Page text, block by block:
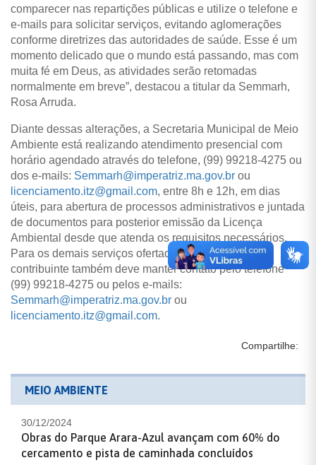
comparecer nas repartições públicas e utilize o telefone e
e-mails para solicitar serviços, evitando aglomerações
conforme diretrizes das autoridades de saúde. Esse é um
momento delicado que o mundo está passando, mas com
muita fé em Deus, as atividades serão retomadas
normalmente em breve”, destacou a titular da Semmarh,
Rosa Arruda.
Diante dessas alterações, a Secretaria Municipal de Meio
Ambiente está realizando atendimento presencial com
horário agendado através do telefone, (99) 99218-4275 ou
dos e-mails: Semmarh@imperatriz.ma.gov.br ou
licenciamento.itz@gmail.com, entre 8h e 12h, em dias
úteis, para abertura de processos administrativos e juntada
de documentos para posterior emissão da Licença
Ambiental desde que atenda os requisitos necessários.
Para os demais serviços ofertados pela pasta, o
contribuinte também deve manter contato pelo telefone
(99) 99218-4275 ou pelos e-mails:
Semmarh@imperatriz.ma.gov.br ou
licenciamento.itz@gmail.com.
Compartilhe:
MEIO AMBIENTE
30/12/2024
Obras do Parque Arara-Azul avançam com 60% do
cercamento e pista de caminhada concluídos